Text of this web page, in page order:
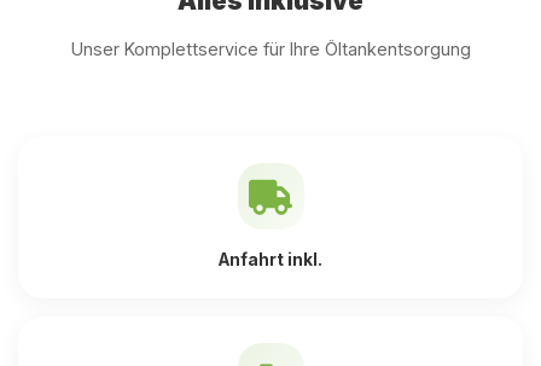
Unser Komplettservice für Ihre Öltankentsorgung
Anfahrt inkl.